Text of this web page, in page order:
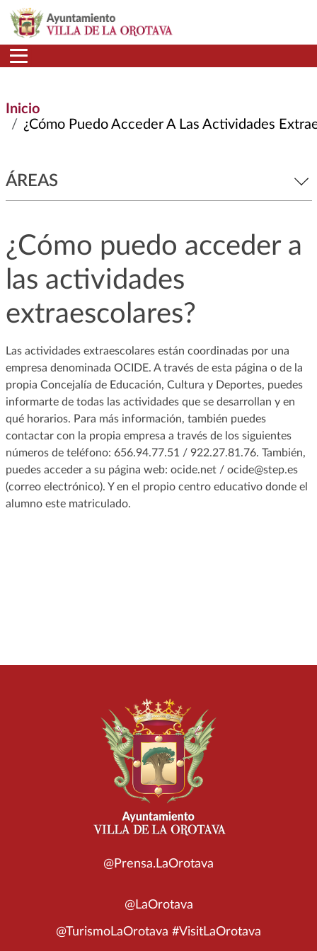
Pasar al contenido principal
Inicio
¿Cómo Puedo Acceder A Las Actividades
ÁREAS
¿Cómo puedo acceder a
las actividades
extraescolares?
Las actividades extraescolares están coordinadas por una
empresa denominada OCIDE. A través de esta página o de la
propia Concejalía de Educación, Cultura y Deportes, puedes
informarte de todas las actividades que se desarrollan y en
qué horarios. Para más información, también puedes
contactar con la propia empresa a través de los siguientes
números de teléfono: 656.94.77.51 / 922.27.81.76. También,
puedes acceder a su página web: ocide.net / ocide@step.es
(correo electrónico). Y en el propio centro educativo donde el
alumno este matriculado.
@Prensa.LaOrotava
@LaOrotava
@TurismoLaOrotava #VisitLaOrotava